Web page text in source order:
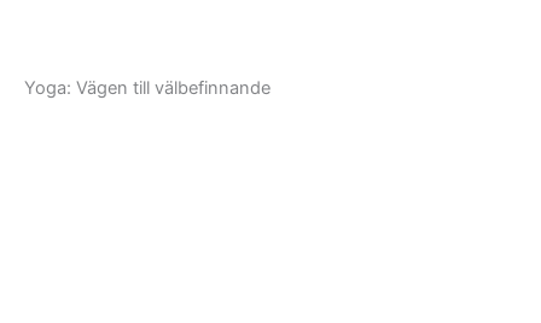
Yoga: Vägen till välbefinnande